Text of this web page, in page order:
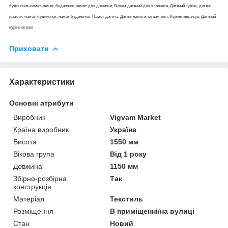
будиночок-намет-намет, будиночок намет для дівчинки, Вігвам дитячий для хлопчика, Дитячий курінь, дитячі
намети, намет-будиночок, намет будиночок, Намет дитяча, Дитячі намети, вігвам еліт, Курінь індіанців, Дитячий
курінь вігвам
Приховати
Характеристики
Основні атрибути
Виробник
Vigvam Market
Країна виробник
Україна
Висота
1550 мм
Вікова група
Від 1 року
Довжина
1150 мм
Збірно-розбірна
конструкція
Так
Матеріал
Текстиль
Розміщення
В приміщенні/на вулиці
Стан
Новий